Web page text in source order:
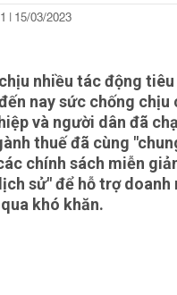
| 15/03/2023
nhiều tác động
nay sức chống chịu
và người dân đã
thuế đã cùng
chính sách miễn
sử" để hỗ trợ doanh
khó khăn.